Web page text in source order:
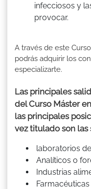
infecciosos y
provocar.
A través de este
podrás adquirir los
especializarte.
Las principales
del Curso Máster
las principales
vez titulado son las
laboratorios
Analíticos o
Industrias